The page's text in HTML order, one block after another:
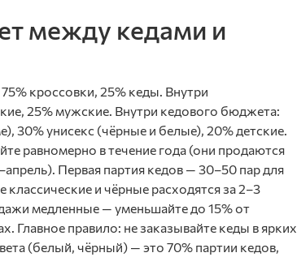
между кедами и
кроссовки, 25% кеды. Внутри
25% мужские. Внутри кедового бюджета:
30% унисекс (чёрные и белые), 20% детские.
равномерно в течение года (они продаются
Первая партия кедов — 30–50 пар для
и чёрные расходятся за 2–3
медленные — уменьшайте до 15% от
Главное правило: не заказывайте кеды в ярких
(белый, чёрный) — это 70% партии кедов,